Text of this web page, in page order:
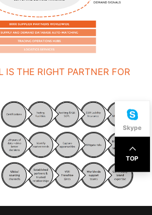
IS THE RIGHT PARTNER FOR
Skype
TOP